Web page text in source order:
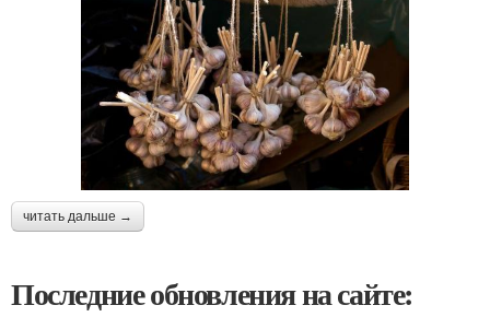
читать дальше →
Последние обновления на сайте: